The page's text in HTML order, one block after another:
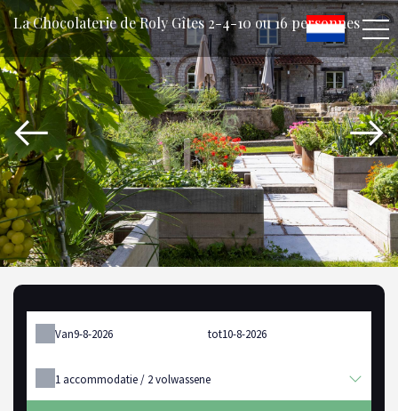
La Chocolaterie de Roly Gîtes 2-4-10 ou 16 personnes
Van tot
1 accommodatie / 2volwassene